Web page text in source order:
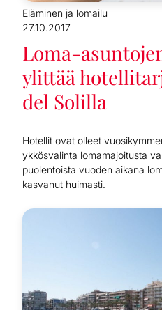
Eläminen ja lomailu
27.10.2017
Loma-
ylittää
del Solilla
Hotellit ovat olleet
ykkösvalinta lomamajoitusta
puolentoista vuoden aikana
kasvanut huimasti.